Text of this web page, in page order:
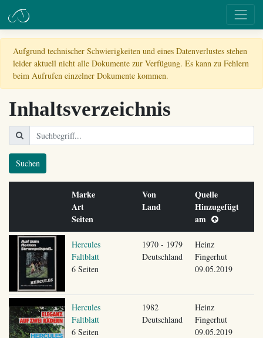
Aufgrund technischer Schwierigkeiten und eines Datenverlustes stehen
leider aktuell nicht alle Dokumente zur Verfügung. Es kann zu Fehlern
beim Aufrufen einzelner Dokumente kommen.
Inhaltsverzeichnis
Suchen
Marke
Art
Seiten
Von
Land
Quelle
Hinzugefügt
am
Hercules
Faltblatt
6 Seiten
1970 - 1979
Deutschland
Heinz
Fingerhut
09.05.2019
Hercules
Faltblatt
6 Seiten
1982
Deutschland
Heinz
Fingerhut
09.05.2019